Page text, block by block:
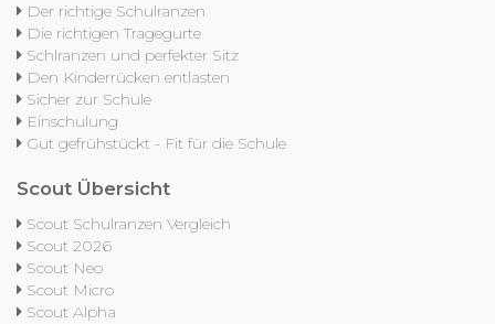
Der richtige Schulranzen
Die richtigen Tragegurte
Schlranzen und perfekter Sitz
Den Kinderrücken entlasten
Sicher zur Schule
Einschulung
Gut gefrühstückt - Fit für die Schule
Scout Übersicht
Scout Schulranzen Vergleich
Scout 2026
Scout Neo
Scout Micro
Scout Alpha